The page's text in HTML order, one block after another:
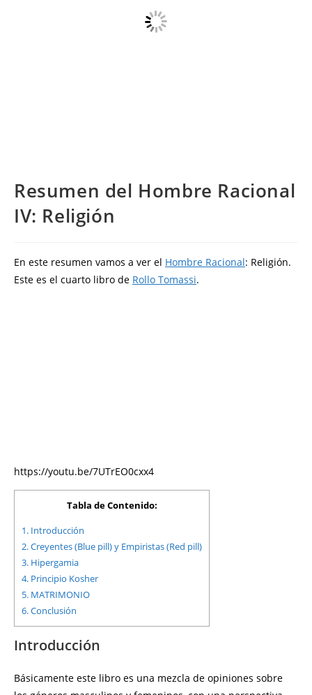
Resumen del Hombre Racional
IV: Religión
En este resumen vamos a ver el Hombre Racional: Religión.
Este es el cuarto libro de Rollo Tomassi.
https://youtu.be/7UTrEO0cxx4
Tabla de Contenido:
1. Introducción
2.Creyentes (Blue pill) y Empiristas (Red pill)
3. Hipergamia
4. Principio Kosher
5. MATRIMONIO
6.Conclusión
Introducción
Básicamente este libro es una mezcla de opiniones sobre